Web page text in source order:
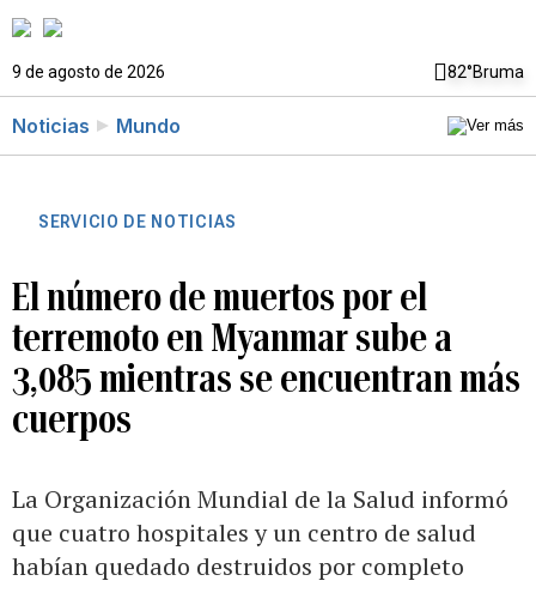
9 de agosto de 2026 82°Bruma
Noticias Mundo
SERVICIO DE NOTICIAS
El número de muertos por el
terremoto en Myanmar sube a
3,085 mientras se encuentran más
cuerpos
La Organización Mundial de la Salud informó
que cuatro hospitales y un centro de salud
habían quedado destruidos por completo